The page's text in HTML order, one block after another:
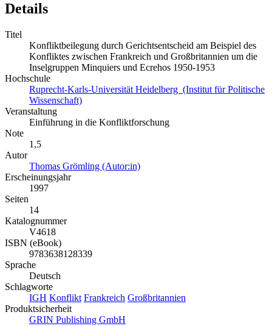
Details
Titel
Konfliktbeilegung durch Gerichtsentscheid am Beispiel des
Konfliktes zwischen Frankreich und Großbritannien um die
Inselgruppen Minquiers und Ecrehos 1950-1953
Hochschule
Ruprecht-Karls-Universität Heidelberg (Institut für Politische
Wissenschaft)
Veranstaltung
Einführung in die Konfliktforschung
Note
1,5
Autor
Thomas Grömling (Autor:in)
Erscheinungsjahr
1997
Seiten
14
Katalognummer
V4618
ISBN (eBook)
9783638128339
Sprache
Deutsch
Schlagworte
IGH Konflikt Frankreich Großbritannien
Produktsicherheit
GRIN Publishing GmbH